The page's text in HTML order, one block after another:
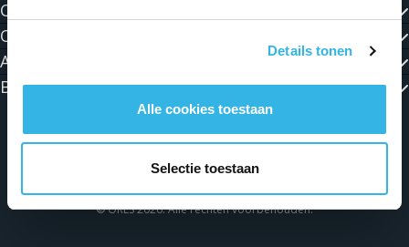
Details tonen
Alle cookies toestaan
Selectie toestaan
Contact
Over ORES
Actualiteiten en Jobs
Blijf in contact met ons!
Algemene voorwaarden
Wettelijke vermeldingen
Cookieverklaring
© ORES 2026. Alle rechten voorbehouden.